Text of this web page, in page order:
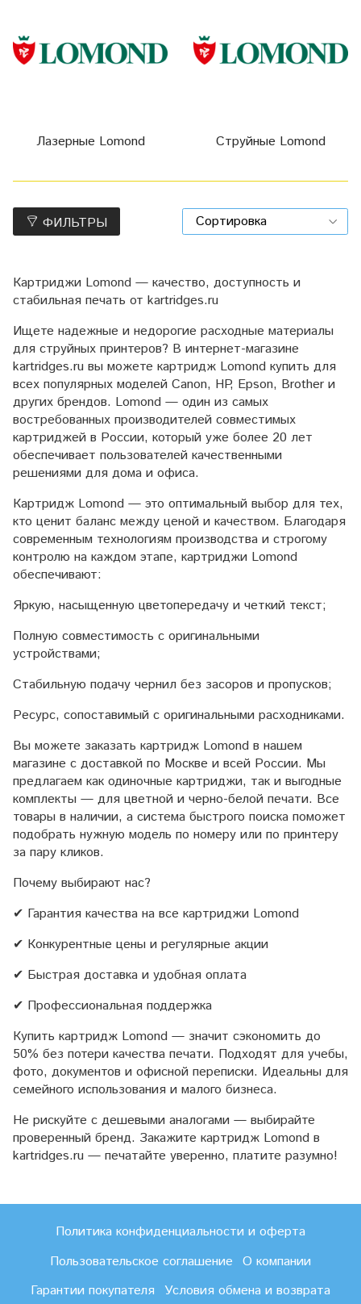
Лазерные Lomond Струйные Lomond
ФИЛЬТРЫ
Картриджи Lomond — качество, доступность и
стабильная печать от kartridges.ru
Ищете надежные и недорогие расходные материалы
для струйных принтеров? В интернет-магазине
kartridges.ru вы можете картридж Lomond купить для
всех популярных моделей Canon, HP, Epson, Brother и
других брендов. Lomond — один из самых
востребованных производителей совместимых
картриджей в России, который уже более 20 лет
обеспечивает пользователей качественными
решениями для дома и офиса.
Картридж Lomond — это оптимальный выбор для тех,
кто ценит баланс между ценой и качеством. Благодаря
современным технологиям производства и строгому
контролю на каждом этапе, картриджи Lomond
обеспечивают:
Яркую, насыщенную цветопередачу и четкий текст;
Полную совместимость с оригинальными
устройствами;
Стабильную подачу чернил без засоров и пропусков;
Ресурс, сопоставимый с оригинальными расходниками.
Вы можете заказать картридж Lomond в нашем
магазине с доставкой по Москве и всей России. Мы
предлагаем как одиночные картриджи, так и выгодные
комплекты — для цветной и черно-белой печати. Все
товары в наличии, а система быстрого поиска поможет
подобрать нужную модель по номеру или по принтеру
за пару кликов.
Почему выбирают нас?
✔ Гарантия качества на все картриджи Lomond
✔ Конкурентные цены и регулярные акции
✔ Быстрая доставка и удобная оплата
✔ Профессиональная поддержка
Купить картридж Lomond — значит сэкономить до
50% без потери качества печати. Подходят для учебы,
фото, документов и офисной переписки. Идеальны для
семейного использования и малого бизнеса.
Не рискуйте с дешевыми аналогами — выбирайте
проверенный бренд. Закажите картридж Lomond в
kartridges.ru — печатайте уверенно, платите разумно!
Политика конфиденциальности и оферта
Пользовательское соглашение О компании
Гарантии покупателя Условия обмена и возврата